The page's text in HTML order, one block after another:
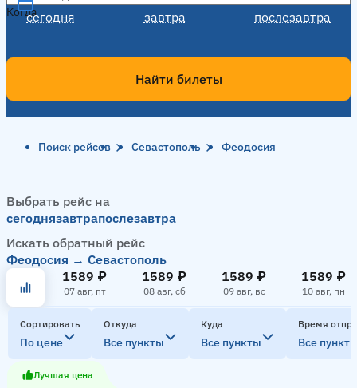
сегодня завтра послезавтра
Когда
Найти билеты
Поиск рейсов Севастополь Феодосия
Выбрать рейс на
сегоднязавтрапослезавтра
Искать обратный рейс
Феодосия → Севастополь
1589 ₽
07 авг, пт
1589 ₽
08 авг, сб
1589 ₽
09 авг, вс
1589 ₽
10 авг, пн
Сортировать
По цене
Откуда
Все пункты
Куда
Все пункты
Время
Все
Лучшая цена